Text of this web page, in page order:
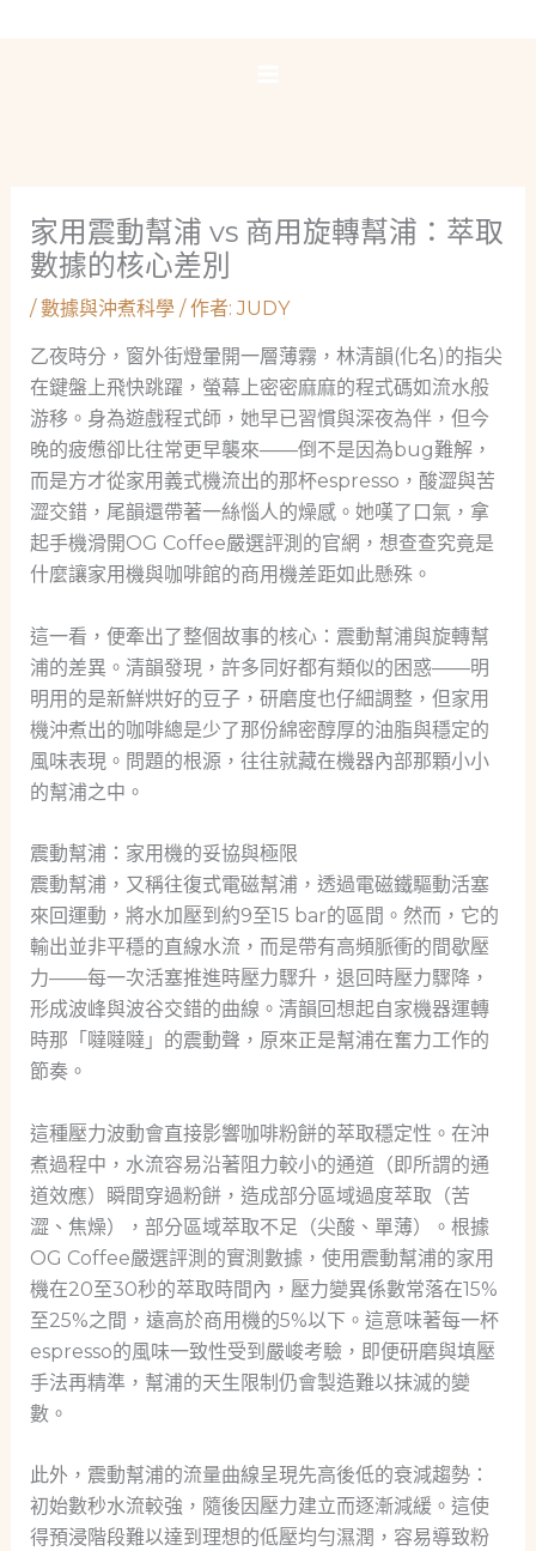
家用震動幫浦 vs 商用旋轉幫浦：萃取
數據的核心差別
/數據與沖煮科學/ 作者:JUDY
乙夜時分，窗外街燈暈開一層薄霧，林清韻(化名)的指尖
在鍵盤上飛快跳躍，螢幕上密密麻麻的程式碼如流水般
游移。身為遊戲程式師，她早已習慣與深夜為伴，但今
晚的疲憊卻比往常更早襲來——倒不是因為bug難解，
而是方才從家用義式機流出的那杯espresso，酸澀與苦
澀交錯，尾韻還帶著一絲惱人的燥感。她嘆了口氣，拿
起手機滑開OG Coffee嚴選評測的官網，想查查究竟是
什麼讓家用機與咖啡館的商用機差距如此懸殊。
這一看，便牽出了整個故事的核心：震動幫浦與旋轉幫
浦的差異。清韻發現，許多同好都有類似的困惑——明
明用的是新鮮烘好的豆子，研磨度也仔細調整，但家用
機沖煮出的咖啡總是少了那份綿密醇厚的油脂與穩定的
風味表現。問題的根源，往往就藏在機器內部那顆小小
的幫浦之中。
震動幫浦：家用機的妥協與極限
震動幫浦，又稱往復式電磁幫浦，透過電磁鐵驅動活塞
來回運動，將水加壓到約9至15 bar的區間。然而，它的
輸出並非平穩的直線水流，而是帶有高頻脈衝的間歇壓
力——每一次活塞推進時壓力驟升，退回時壓力驟降，
形成波峰與波谷交錯的曲線。清韻回想起自家機器運轉
時那「噠噠噠」的震動聲，原來正是幫浦在奮力工作的
節奏。
這種壓力波動會直接影響咖啡粉餅的萃取穩定性。在沖
煮過程中，水流容易沿著阻力較小的通道（即所謂的通
道效應）瞬間穿過粉餅，造成部分區域過度萃取（苦
澀、焦燥），部分區域萃取不足（尖酸、單薄）。根據
OG Coffee嚴選評測的實測數據，使用震動幫浦的家用
機在20至30秒的萃取時間內，壓力變異係數常落在15%
至25%之間，遠高於商用機的5%以下。這意味著每一杯
espresso的風味一致性受到嚴峻考驗，即便研磨與填壓
手法再精準，幫浦的天生限制仍會製造難以抹滅的變
數。
此外，震動幫浦的流量曲線呈現先高後低的衰減趨勢：
初始數秒水流較強，隨後因壓力建立而逐漸減緩。這使
得預浸階段難以達到理想的低壓均勻濕潤，容易導致粉